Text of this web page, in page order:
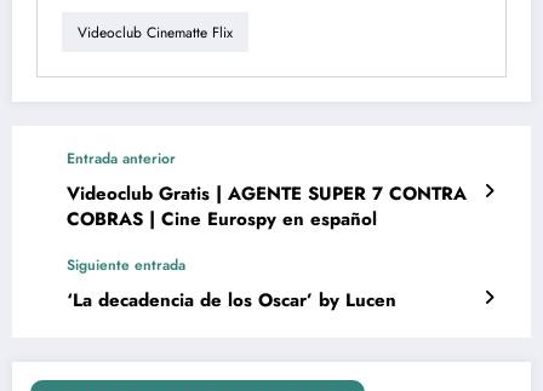
Videoclub Cinematte Flix
Entrada anterior
Videoclub Gratis | AGENTE SUPER 7 CONTRA
COBRAS | Cine Eurospy en español
Siguiente entrada
‘La decadencia de los Oscar’ by Lucen